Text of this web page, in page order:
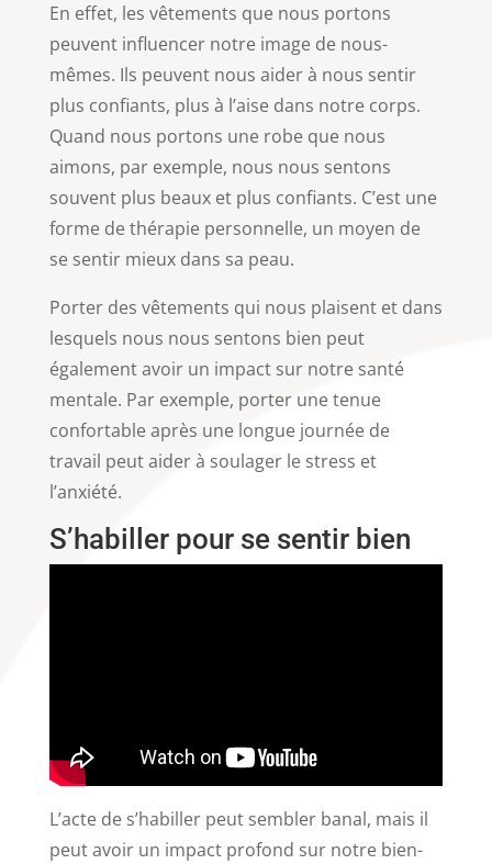
En effet, les vêtements que nous portons
peuvent influencer notre image de nous-
mêmes. Ils peuvent nous aider à nous sentir
plus confiants, plus à l’aise dans notre corps.
Quand nous portons une robe que nous
aimons, par exemple, nous nous sentons
souvent plus beaux et plus confiants. C’est une
forme de thérapie personnelle, un moyen de
se sentir mieux dans sa peau.
Porter des vêtements qui nous plaisent et dans
lesquels nous nous sentons bien peut
également avoir un impact sur notre santé
mentale. Par exemple, porter une tenue
confortable après une longue journée de
travail peut aider à soulager le stress et
l’anxiété.
S’habiller pour se sentir bien
L’acte de s’habiller peut sembler banal, mais il
peut avoir un impact profond sur notre bien-